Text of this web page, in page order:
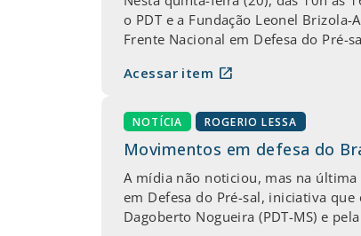
o PDT e a Fundação Leonel
Frente Nacional em Defesa do Pré-
Acessar item open_in_new
NOTÍCIA ROGERIO LESSA
Movimentos em defesa do
A mídia não noticiou, mas na
em Defesa do Pré-sal, iniciativa
Dagoberto Nogueira (PDT-MS) e